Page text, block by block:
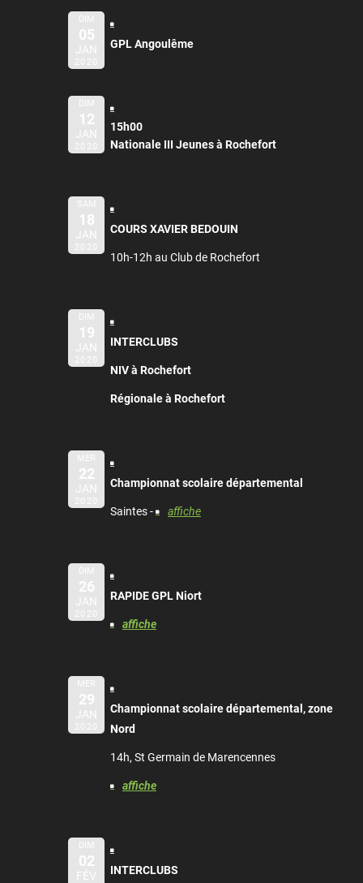
DIM
05
JAN
2020
GPL Angoulême
DIM
12
JAN
2020
15h00
Nationale III Jeunes à Rochefort
SAM
18
JAN
2020
COURS XAVIER BEDOUIN
10h-12h au Club de Rochefort
DIM
19
JAN
2020
INTERCLUBS
NIV à Rochefort
Régionale à Rochefort
MER
22
JAN
2020
Championnat scolaire départemental
Saintes - affiche
DIM
26
JAN
2020
RAPIDE GPL Niort
affiche
MER
29
JAN
2020
Championnat scolaire départemental, zone
Nord
14h, St Germain de Marencennes
affiche
DIM
02
FÉV INTERCLUBS